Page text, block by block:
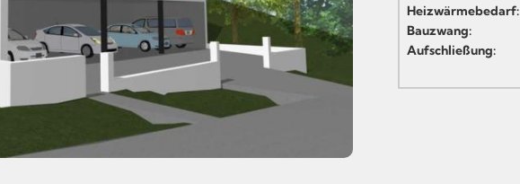
Heizwärmebedarf:
Bauzwang:
Aufschließung: